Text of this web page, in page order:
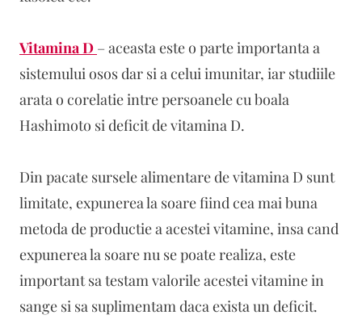
Vitamina D – aceasta este o parte importanta a
sistemului osos dar si a celui imunitar, iar studiile
arata o corelatie intre persoanele cu boala
Hashimoto si deficit de vitamina D.
Din pacate sursele alimentare de vitamina D sunt
limitate, expunerea la soare fiind cea mai buna
metoda de productie a acestei vitamine, insa cand
expunerea la soare nu se poate realiza, este
important sa testam valorile acestei vitamine in
sange si sa suplimentam daca exista un deficit.